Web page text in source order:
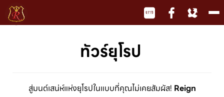
ทัวร์ยุโรป
สู่มนต์เสน่ห์แห่งยุโรปในแบบที่คุณไม่เคยสัมผัส! Reign